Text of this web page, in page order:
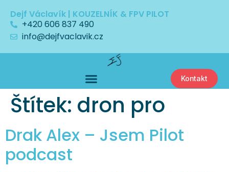
Dejf Václavík | KOUZELNÍK & FPV PILOT
+420 606 837 490
info@dejfvaclavik.cz
Kontakt
Štítek: dron pro
Drak Alex – Jsem Pilot
podcast